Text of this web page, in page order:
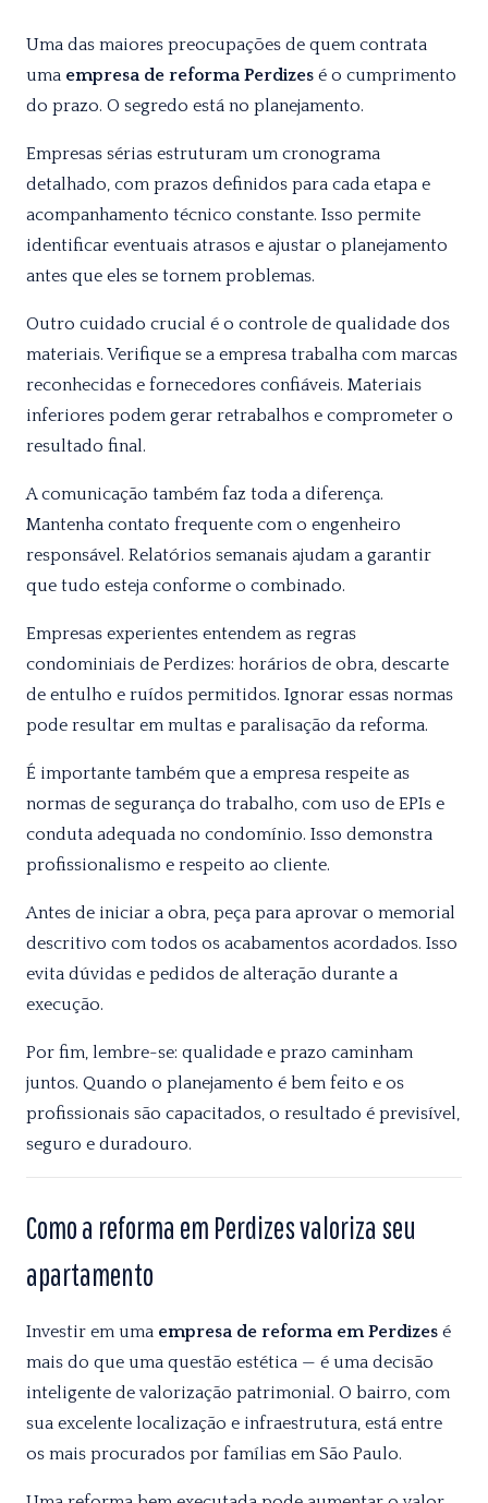
Uma das maiores preocupações de quem contrata
uma empresa de reforma Perdizes é o cumprimento
do prazo. O segredo está no planejamento.
Empresas sérias estruturam um cronograma
detalhado, com prazos definidos para cada etapa e
acompanhamento técnico constante. Isso permite
identificar eventuais atrasos e ajustar o planejamento
antes que eles se tornem problemas.
Outro cuidado crucial é o controle de qualidade dos
materiais. Verifique se a empresa trabalha com marcas
reconhecidas e fornecedores confiáveis. Materiais
inferiores podem gerar retrabalhos e comprometer o
resultado final.
A comunicação também faz toda a diferença.
Mantenha contato frequente com o engenheiro
responsável. Relatórios semanais ajudam a garantir
que tudo esteja conforme o combinado.
Empresas experientes entendem as regras
condominiais de Perdizes: horários de obra, descarte
de entulho e ruídos permitidos. Ignorar essas normas
pode resultar em multas e paralisação da reforma.
É importante também que a empresa respeite as
normas de segurança do trabalho, com uso de EPIs e
conduta adequada no condomínio. Isso demonstra
profissionalismo e respeito ao cliente.
Antes de iniciar a obra, peça para aprovar o memorial
descritivo com todos os acabamentos acordados. Isso
evita dúvidas e pedidos de alteração durante a
execução.
Por fim, lembre-se: qualidade e prazo caminham
juntos. Quando o planejamento é bem feito e os
profissionais são capacitados, o resultado é previsível,
seguro e duradouro.
Como a reforma em Perdizes valoriza seu
apartamento
Investir em uma empresa de reforma em Perdizes é
mais do que uma questão estética — é uma decisão
inteligente de valorização patrimonial. O bairro, com
sua excelente localização e infraestrutura, está entre
os mais procurados por famílias em São Paulo.